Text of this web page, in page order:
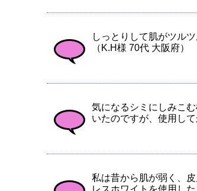
しっとりして肌がツルツ
（K.H様 70代 大阪府）
気になるシミにしみこ
いたのですが、使用し
私は昔から肌が弱く、
レスホワイトを使用し